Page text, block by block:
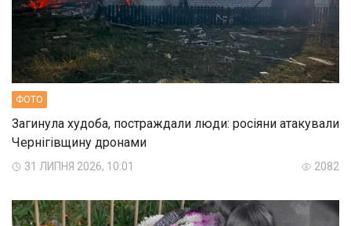
ФОТО
Загинула худоба, постраждали люди: росіяни атакували
Чернігівщину дронами
31 ЛИПНЯ 2026, 10:01 2082